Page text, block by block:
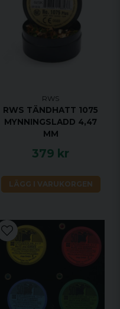
RWS
RWS TÄNDHATT 1075
MYNNINGSLADD 4,47
MM
379 kr
LÄGG I VARUKORGEN